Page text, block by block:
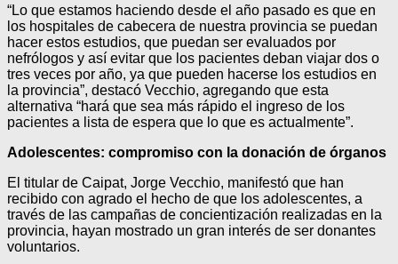
“Lo que estamos haciendo desde el año pasado es que en
los hospitales de cabecera de nuestra provincia se puedan
hacer estos estudios, que puedan ser evaluados por
nefrólogos y así evitar que los pacientes deban viajar dos o
tres veces por año, ya que pueden hacerse los estudios en
la provincia”, destacó Vecchio, agregando que esta
alternativa “hará que sea más rápido el ingreso de los
pacientes a lista de espera que lo que es actualmente”.
Adolescentes: compromiso con la donación de órganos
El titular de Caipat, Jorge Vecchio, manifestó que han
recibido con agrado el hecho de que los adolescentes, a
través de las campañas de concientización realizadas en la
provincia, hayan mostrado un gran interés de ser donantes
voluntarios.